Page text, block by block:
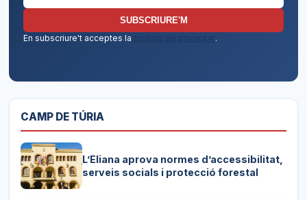
SUBSCRIURE'M
En subscriure't acceptes la
política de privacitat.
CAMP DE TÚRIA
L’Eliana aprova normes d’accessibilitat,
serveis socials i protecció forestal